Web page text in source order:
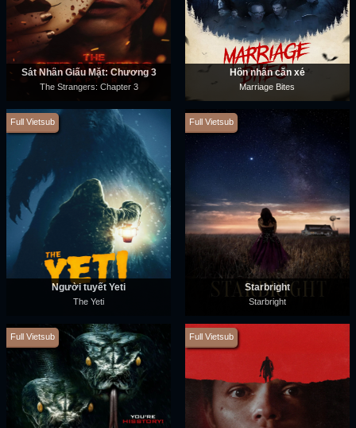
Sát Nhân Giấu Mặt: Chương 3
The Strangers: Chapter 3
Hôn nhân cắn xé
Marriage Bites
Full Vietsub
Người tuyết Yeti
The Yeti
Full Vietsub
Starbright
Starbright
Full Vietsub Full Vietsub